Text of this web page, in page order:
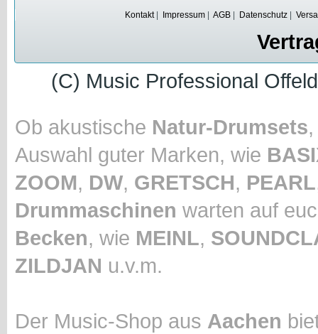
Kontakt| Impressum AGB Datenschutz
(C) Music Professional
Ob akustische Natur-Drumsets
Auswahl guter Marken, wie
ZOOM, DW, GRETSCH, PEARL
Drummaschinen warten auf
Becken, wie MEINL,
ZILDJAN u.v.m.
Der Music-Shop aus Aachen